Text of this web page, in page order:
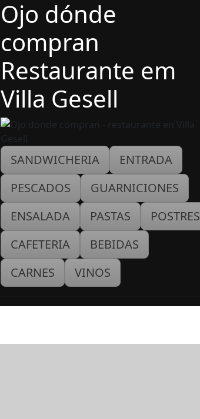
Ojo dónde
compran
Restaurante em
Villa Gesell
SANDWICHERIA
ENTRADA
PESCADOS
GUARNICIONES
ENSALADA
PASTAS
POSTRES
CAFETERIA
BEBIDAS
CARNES
VINOS